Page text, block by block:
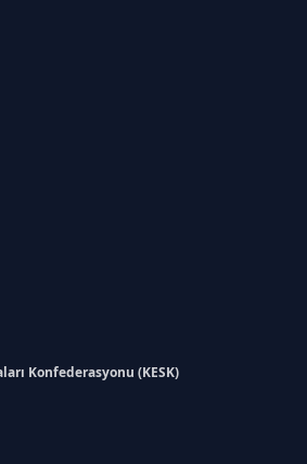
Konfederasyonu (KESK)